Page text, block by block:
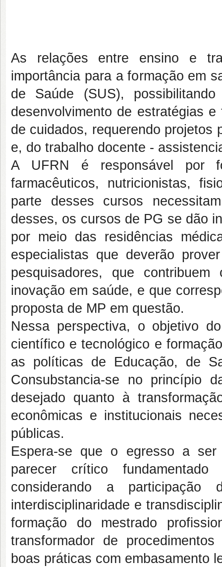
As relações entre ensino e
importância para a formação em
de Saúde (SUS),
desenvolvimento de estratégias
de cuidados, requerendo projetos
e, do trabalho docente -
A UFRN é responsável por
farmacêuticos, nutricionistas,
parte desses cursos
desses, os cursos de PG se dão
por meio das residências
especialistas que deverão
pesquisadores, que
inovação em saúde, e que
proposta de MP em questão.
Nessa perspectiva, o objetivo
científico e tecnológico e
as políticas de Educação, de
Consubstancia-se no princípio
desejado quanto à
econômicas e institucionais
públicas.
Espera-se que o egresso a
parecer crítico
considerando a participação
interdisciplinaridade e
formação do mestrado
transformador de
boas práticas com embasamento